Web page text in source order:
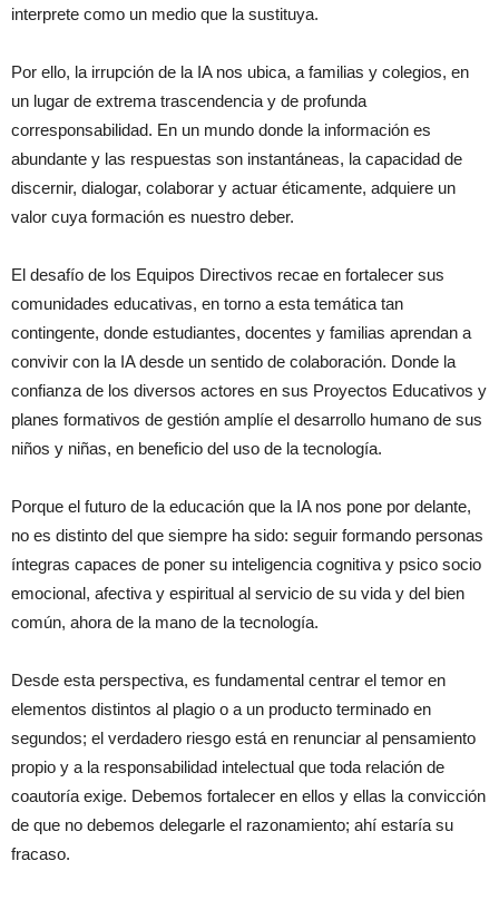
interprete como un medio que la sustituya.
Por ello, la irrupción de la IA nos ubica, a familias y colegios, en
un lugar de extrema trascendencia y de profunda
corresponsabilidad. En un mundo donde la información es
abundante y las respuestas son instantáneas, la capacidad de
discernir, dialogar, colaborar y actuar éticamente, adquiere un
valor cuya formación es nuestro deber.
El desafío de los Equipos Directivos recae en fortalecer sus
comunidades educativas, en torno a esta temática tan
contingente, donde estudiantes, docentes y familias aprendan a
convivir con la IA desde un sentido de colaboración. Donde la
confianza de los diversos actores en sus Proyectos Educativos y
planes formativos de gestión amplíe el desarrollo humano de sus
niños y niñas, en beneficio del uso de la tecnología.
Porque el futuro de la educación que la IA nos pone por delante,
no es distinto del que siempre ha sido: seguir formando personas
íntegras capaces de poner su inteligencia cognitiva y psico socio
emocional, afectiva y espiritual al servicio de su vida y del bien
común, ahora de la mano de la tecnología.
Desde esta perspectiva, es fundamental centrar el temor en
elementos distintos al plagio o a un producto terminado en
segundos; el verdadero riesgo está en renunciar al pensamiento
propio y a la responsabilidad intelectual que toda relación de
coautoría exige. Debemos fortalecer en ellos y ellas la convicción
de que no debemos delegarle el razonamiento; ahí estaría su
fracaso.